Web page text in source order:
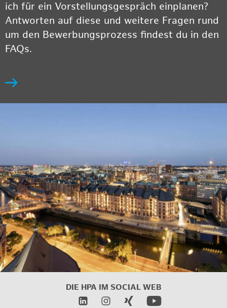
ich für ein Vorstellungsgespräch einplanen?
Antworten auf diese und weitere Fragen rund
um den Bewerbungsprozess findest du in den
FAQs.
DIE HPA IM SOCIAL WEB